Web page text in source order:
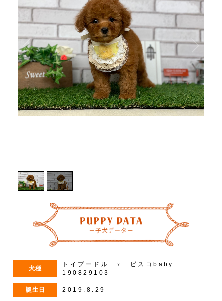
犬種
トイプードル ♀ ビスコbaby
190829103
誕生日 2019.8.29